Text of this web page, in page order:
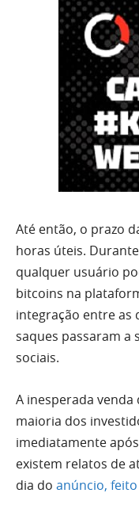
Até então, o prazo
horas úteis.
qualquer usuário
bitcoins na
integração entre as
saques passaram a
sociais.
A inesperada venda
maioria dos
imediatamente
existem relatos de
dia do anúncio,